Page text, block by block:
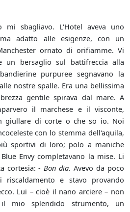
mi sbagliavo. L'Hotel aveva uno
adatto alle esigenze, con un
ornato di orifiamme. Vi
un bersaglio sul battifreccia alla
purpuree segnavano la
nostre spalle. Era una bellissima
gentile spirava dal mare. A
il marchese e il visconte,
giullare di corte o che so io. Noi
con lo stemma dell'aquila,
sportivi di loro; polo a maniche
Envy completavano la mise. Li
cortesia: -Bon dia. Avevo da poco
e stavo provando
Lui – cioè il nano arciere – non
mio splendido strumento, un